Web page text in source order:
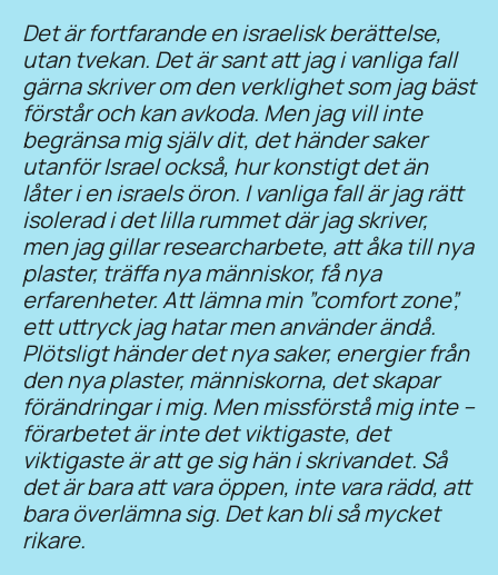
Det är fortfarande en israelisk berättelse,
utan tvekan. Det är sant att jag i vanliga fall
gärna skriver om den verklighet som jag bäst
förstår och kan avkoda. Men jag vill inte
begränsa mig själv dit, det händer saker
utanför Israel också, hur konstigt det än
låter i en israels öron. I vanliga fall är jag rätt
isolerad i det lilla rummet där jag skriver,
men jag gillar researcharbete, att åka till nya
plaster, träffa nya människor, få nya
erfarenheter. Att lämna min ”comfort zone”,
ett uttryck jag hatar men använder ändå.
Plötsligt händer det nya saker, energier från
den nya plaster, människorna, det skapar
förändringar i mig. Men missförstå mig inte –
förarbetet är inte det viktigaste, det
viktigaste är att ge sig hän i skrivandet. Så
det är bara att vara öppen, inte vara rädd, att
bara överlämna sig. Det kan bli så mycket
rikare.